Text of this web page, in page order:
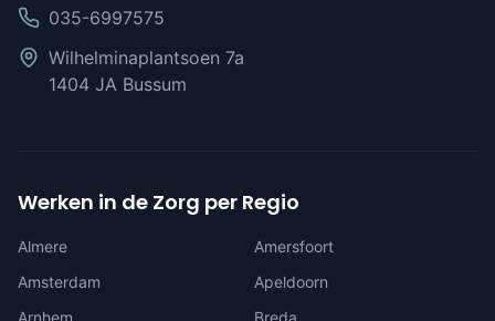
035-6997575
Wilhelminaplantsoen 7a
1404 JA Bussum
Werken in de Zorg per Regio
Almere
Amersfoort
Amsterdam
Apeldoorn
Arnhem
Breda